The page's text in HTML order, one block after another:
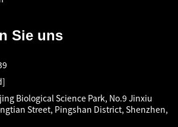
Sie uns
Biological Science Park, No.9 Jinxiu
Street, Pingshan District, Shenzhen,